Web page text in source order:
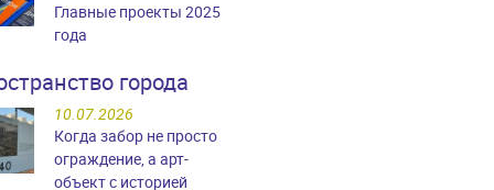
Главные проекты 2025
года
города
10.07.2026
Когда забор не просто
ограждение, а арт-
объект с историей